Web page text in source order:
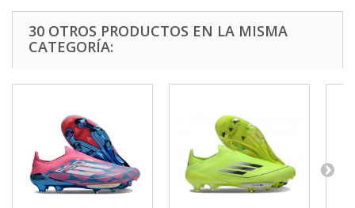
30 OTROS PRODUCTOS EN LA MISMA
CATEGORÍA: